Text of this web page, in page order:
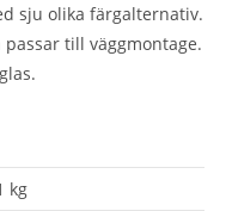
sju olika färgalternativ.
till väggmontage.
kg